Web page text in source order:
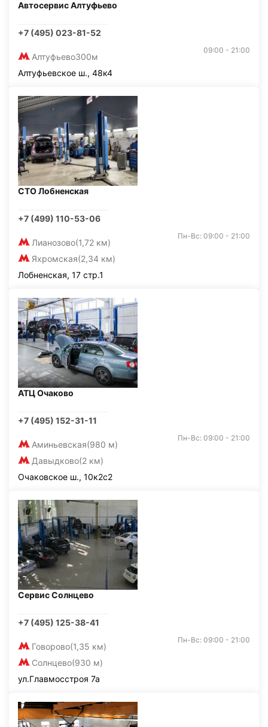
Автосервис Алтуфьево
+7 (495) 023-81-52
Алтуфьево300м
09:00 - 21:00
Алтуфьевское ш., 48к4
СТО Лобненская
+7 (499) 110-53-06
Лианозово(1,72 км)
Яхромская(2,34 км)
Пн-Вс: 09:00 - 21:00
Лобненская, 17 стр.1
АТЦ Очаково
+7 (495) 152-31-11
Аминьевская(980 м)
Давыдково(2 км)
Пн-Вс: 09:00 - 21:00
Очаковское ш., 10к2с2
Сервис Солнцево
+7 (495) 125-38-41
Говорово(1,35 км)
Солнцево(930 м)
Пн-Вс: 09:00 - 21:00
ул.Главмосстроя 7а